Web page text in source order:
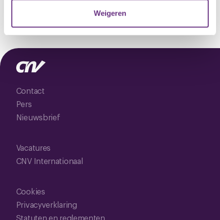
verzameld op basis van uw gebruik van hun services.
U kunt uw toestemming op elk moment wijzigen of
het ronde cookie-instellingenicoontje linksonder op de
pagina.
Weigeren
Contact
Pers
Nieuwsbrief
Vacatures
CNV Internationaal
Cookies
Privacyverklaring
Statuten en reglementen